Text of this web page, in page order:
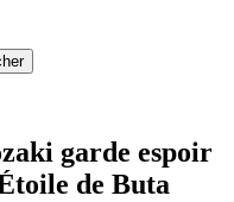
garde espoir
de Buta